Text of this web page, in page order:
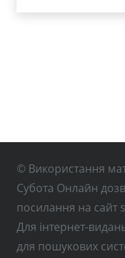
© Використання
Субота Онлайн
посилання на сайт
Для інтернет-
для пошукових